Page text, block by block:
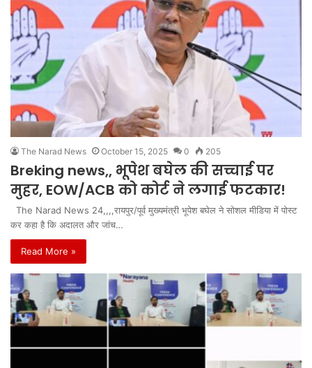
The Narad News October 15, 2025 0 205
Breking news,, भूपेश बघेल की सच्चाई पर
मुहर, EOW/ACB को कोर्ट ने लगाई फटकार!
The Narad News 24,,,,रायपुर/पूर्व मुख्यमंत्री भूपेश बघेल ने सोशल मीडिया में पोस्ट
कर कहा है कि अदालत और जांच…
Read More »